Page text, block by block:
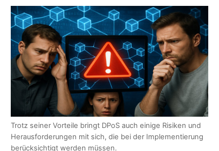
Trotz seiner Vorteile bringt DPoS auch einige Risiken und
Herausforderungen mit sich, die bei der Implementierung
berücksichtigt werden müssen.